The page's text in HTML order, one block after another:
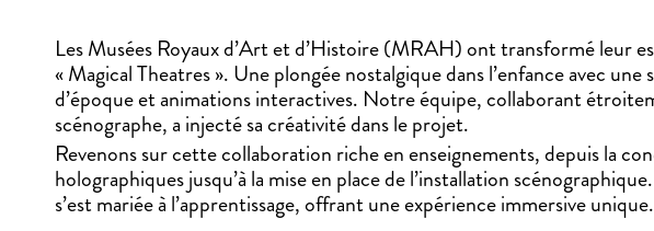
Les Musées Royaux d’Art et d’Histoire (MRAH) ont transformé leur
« Magical Theatres ». Une plongée nostalgique dans l’enfance avec
d’époque et animations interactives. Notre équipe, collaborant
scénographe, a injecté sa créativité dans le projet.
Revenons sur cette collaboration riche en enseignements, depuis la
holographiques jusqu’à la mise en place de l’installation
s’est mariée à l’apprentissage, offrant une expérience immersive unique.